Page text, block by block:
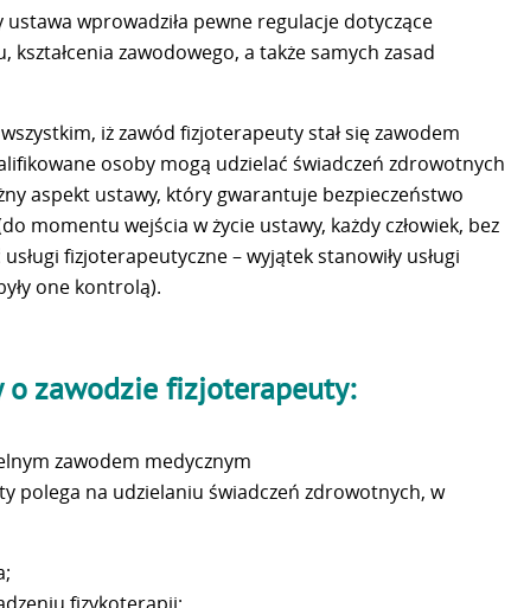
wprowadziła pewne regulacje dotyczące
zawodowego, a także samych zasad
iż zawód fizjoterapeuty stał się zawodem
osoby mogą udzielać świadczeń zdrowotnych
aspekt ustawy, który gwarantuje bezpieczeństwo
momentu wejścia w życie ustawy, każdy człowiek, bez
fizjoterapeutyczne – wyjątek stanowiły usługi
one kontrolą).
zawodzie fizjoterapeuty:
zawodem medycznym
polega na udzielaniu świadczeń zdrowotnych, w